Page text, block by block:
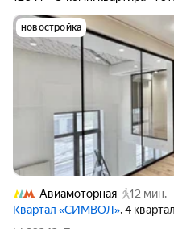
новостройка
Авиамоторная
12 мин.
Квартал «СИМВОЛ», 4